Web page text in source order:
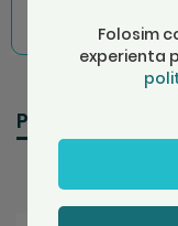
Produse
Folosim
experienta